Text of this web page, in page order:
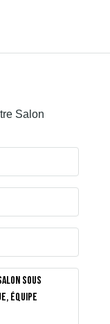
Salon